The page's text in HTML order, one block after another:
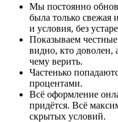
Мы постоянно
была только свежая
и условия, без
Показываем
видно, кто доволен,
чему верить.
Частенько
процентами.
Всё оформление
придётся. Всё
скрытых условий.